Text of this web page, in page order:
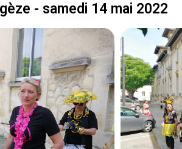
- samedi 14 mai 2022